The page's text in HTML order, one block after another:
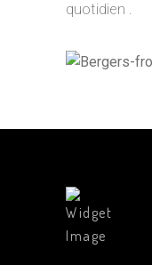
quotidien .